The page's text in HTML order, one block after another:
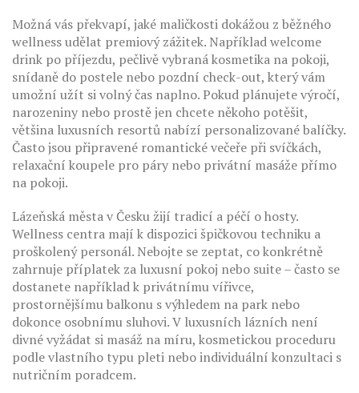
Možná vás překvapí, jaké maličkosti dokážou z běžného
wellness udělat premiový zážitek. Například welcome
drink po příjezdu, pečlivě vybraná kosmetika na pokoji,
snídaně do postele nebo pozdní check-out, který vám
umožní užít si volný čas naplno. Pokud plánujete výročí,
narozeniny nebo prostě jen chcete někoho potěšit,
většina luxusních resortů nabízí personalizované balíčky.
Často jsou připravené romantické večeře při svíčkách,
relaxační koupele pro páry nebo privátní masáže přímo
na pokoji.
Lázeňská města v Česku žijí tradicí a péčí o hosty.
Wellness centra mají k dispozici špičkovou techniku a
proškolený personál. Nebojte se zeptat, co konkrétně
zahrnuje příplatek za luxusní pokoj nebo suite – často se
dostanete například k privátnímu vířivce,
prostornějšímu balkonu s výhledem na park nebo
dokonce osobnímu sluhovi. V luxusních lázních není
divné vyžádat si masáž na míru, kosmetickou proceduru
podle vlastního typu pleti nebo individuální konzultaci s
nutričním poradcem.